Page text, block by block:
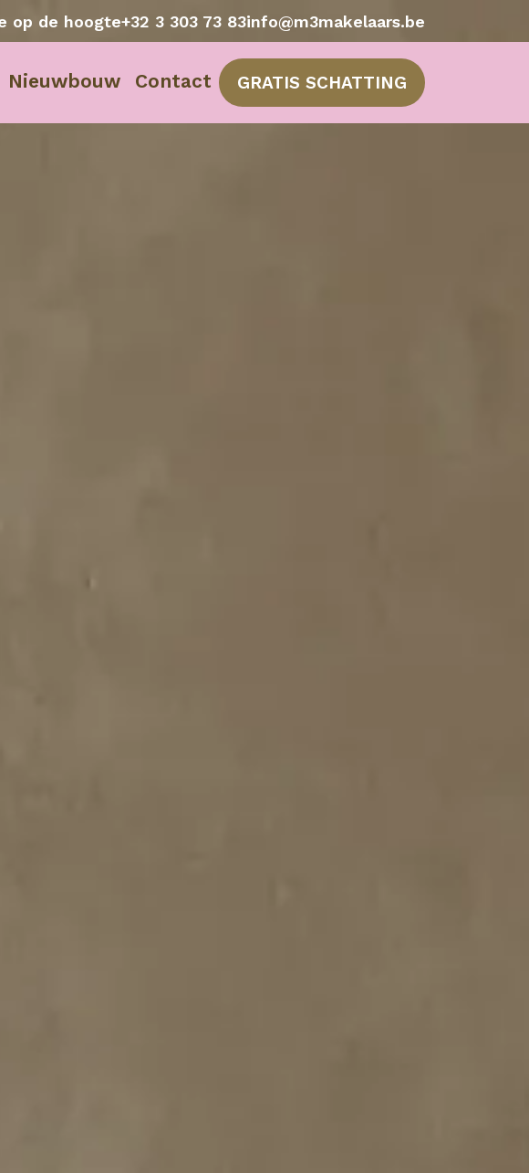
op de hoogte+32 3 303 73 83info@m3makelaars.be
Nieuwbouw Contact GRATIS SCHATTING